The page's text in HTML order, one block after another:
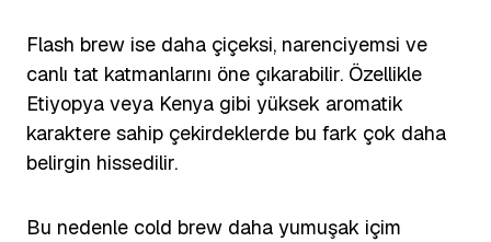
Flash brew ise daha çiçeksi, narenciyemsi ve
canlı tat katmanlarını öne çıkarabilir. Özellikle
Etiyopya veya Kenya gibi yüksek aromatik
karaktere sahip çekirdeklerde bu fark çok daha
belirgin hissedilir.
Bu nedenle cold brew daha yumuşak içim